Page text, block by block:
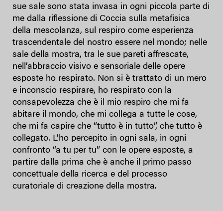
sue sale sono stata invasa in ogni piccola parte di
me dalla riflessione di Coccia sulla metafisica
della mescolanza, sul respiro come esperienza
trascendentale del nostro essere nel mondo; nelle
sale della mostra, tra le sue pareti affrescate,
nell’abbraccio visivo e sensoriale delle opere
esposte ho respirato. Non si è trattato di un mero
e inconscio respirare, ho respirato con la
consapevolezza che è il mio respiro che mi fa
abitare il mondo, che mi collega a tutte le cose,
che mi fa capire che “tutto è in tutto”, che tutto è
collegato. L’ho percepito in ogni sala, in ogni
confronto “a tu per tu” con le opere esposte, a
partire dalla prima che è anche il primo passo
concettuale della ricerca e del processo
curatoriale di creazione della mostra.